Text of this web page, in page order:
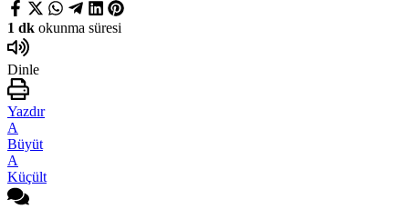
1 dk okunma süresi
Dinle
Yazdır
A
Büyüt
A
Küçült